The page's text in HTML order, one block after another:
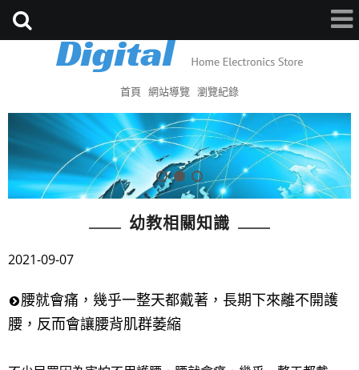
首頁 網站導覽 瀏覽紀錄
幼教相關知識
2021-09-07
腰就會痛，幾乎一整天都戴著，長期下來離不開護
腰，反而會讓腰背肌群萎縮